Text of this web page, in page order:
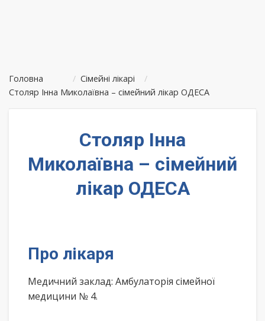
Головна / Сімейні лікарі
/
Столяр Інна Миколаївна – сімейний лікар ОДЕСА
Столяр Інна
Миколаївна – сімейний
лікар ОДЕСА
Про лікаря
Медичний заклад: Амбулаторія сімейної
медицини № 4.